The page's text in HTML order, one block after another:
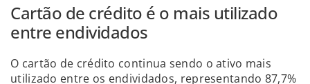
Cartão de crédito é o mais utilizado
entre endividados
O cartão de crédito continua sendo o ativo mais
utilizado entre os endividados, representando 87,7%